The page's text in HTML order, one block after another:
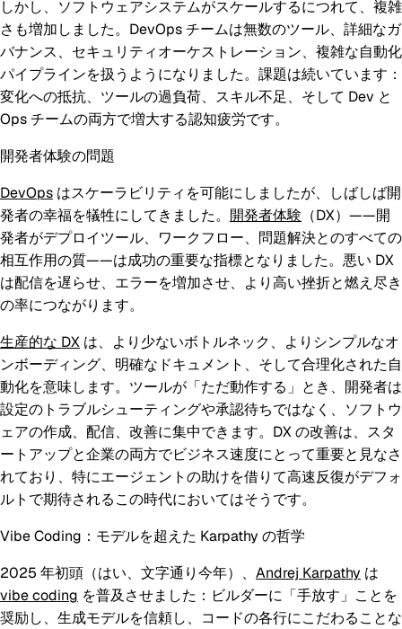
しかし、ソフトウェアシステムがスケールするにつれて、複雑
さも増加しました。DevOps チームは無数のツール、詳細なガ
バナンス、セキュリティオーケストレーション、複雑な自動化
パイプラインを扱うようになりました。課題は続いています：
変化への抵抗、ツールの過負荷、スキル不足、そして Dev と
Ops チームの両方で増大する認知疲労です。
開発者体験の問題
DevOps はスケーラビリティを可能にしましたが、しばしば開
発者の幸福を犠牲にしてきました。 開発者体験 （DX）——開
発者がデプロイツール、ワークフロー、問題解決とのすべての
相互作用の質——は成功の重要な指標となりました。悪い DX
は配信を遅らせ、エラーを増加させ、より高い挫折と燃え尽き
の率につながります。
生産的な DX は、より少ないボトルネック、よりシンプルなオ
ンボーディング、明確なドキュメント、そして合理化された自
動化を意味します。ツールが「ただ動作する」とき、開発者は
設定のトラブルシューティングや承認待ちではなく、ソフトウ
ェアの作成、配信、改善に集中できます。DX の改善は、スタ
ートアップと企業の両方でビジネス速度にとって重要と見なさ
れており、特にエージェントの助けを借りて高速反復がデフォ
ルトで期待されるこの時代においてはそうです。
Vibe Coding：モデルを超えた Karpathy の哲学
2025 年初頭（はい、文字通り今年）、 Andrej Karpathy は
vibe coding を普及させました：ビルダーに「手放す」ことを
奨励し、生成モデルを信頼し、コードの各行にこだわることな